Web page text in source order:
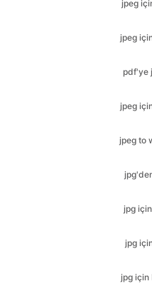
pdf'ye
jpeg
jpeg to
jpg için
jpg
jpg için
jpg için
jpg to